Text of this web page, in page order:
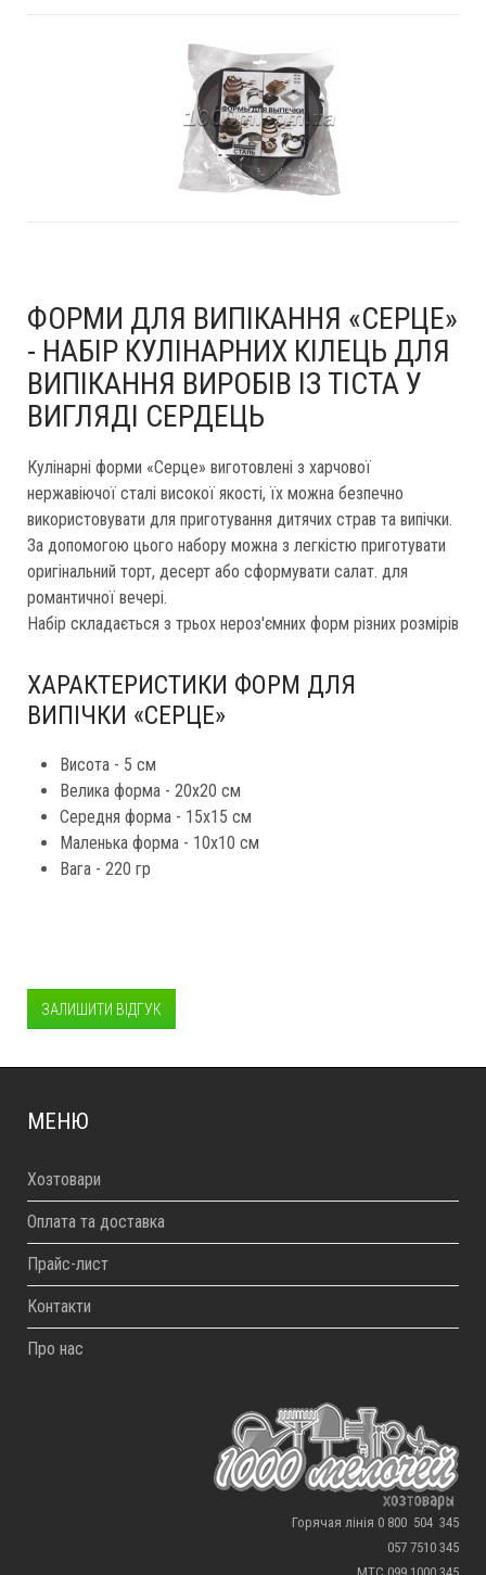
ФОРМИ ДЛЯ ВИПІКАННЯ «СЕРЦЕ»
- НАБІР КУЛІНАРНИХ КІЛЕЦЬ ДЛЯ
ВИПІКАННЯ ВИРОБІВ ІЗ ТІСТА У
ВИГЛЯДІ СЕРДЕЦЬ
Кулінарні форми «Серце» виготовлені з харчової
нержавіючої сталі високої якості, їх можна безпечно
використовувати для приготування дитячих страв та випічки.
За допомогою цього набору можна з легкістю приготувати
оригінальний торт, десерт або сформувати салат. для
романтичної вечері.
Набір складається з трьох нероз'ємних форм різних розмірів
ХАРАКТЕРИСТИКИ ФОРМ ДЛЯ
ВИПІЧКИ «СЕРЦЕ»
Висота - 5 см
Велика форма - 20x20 см
Середня форма - 15x15 см
Маленька форма - 10x10 см
Вага - 220 гр
ЗАЛИШИТИ ВІДГУК
МЕНЮ
Хозтовари
Оплата та доставка
Прайс-лист
Контакти
Про нас
Горячая лінія 0 800 504 345
057 7510 345